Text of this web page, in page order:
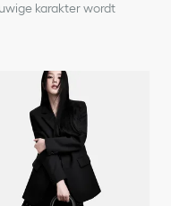
karakter wordt